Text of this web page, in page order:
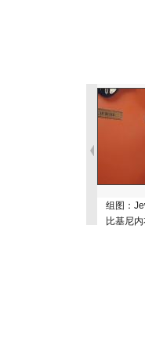
组图：
比基尼